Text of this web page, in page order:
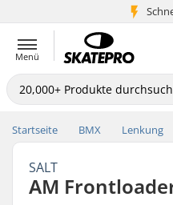
5+
Menü
Startseite BMX Lenkung
SALT
AM